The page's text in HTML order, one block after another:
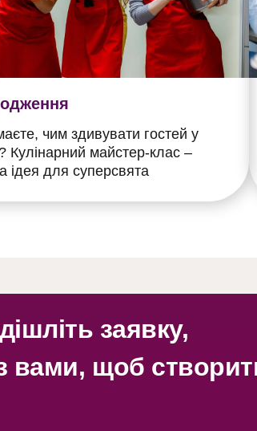
чим здивувати гостей у
Кулінарний майстер-клас –
ідея для суперсвята
заявку,
щоб